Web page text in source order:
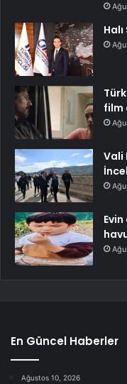
film
Vali
En Güncel Haberler
Ağustos 10, 2026